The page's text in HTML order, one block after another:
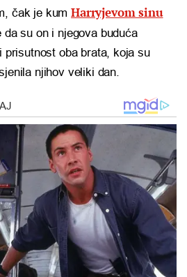
čak je kumHarryjevom sinu
su on i njegova buduća
prisutnost oba brata, koja su
njihov veliki dan.